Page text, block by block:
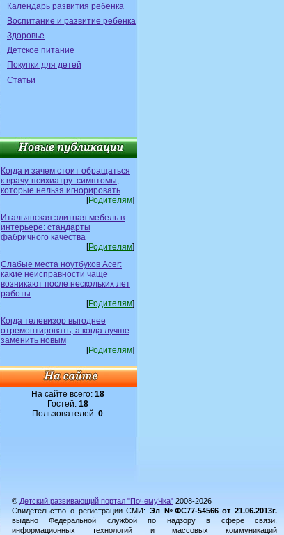
Календарь развития ребенка
Воспитание и развитие ребенка
Здоровье
Детское питание
Покупки для детей
Статьи
Когда и зачем стоит обращаться
к врачу-психиатру: симптомы,
которые нельзя игнорировать
[Родителям]
Итальянская элитная мебель в
интерьере: стандарты
фабричного качества
[Родителям]
Слабые места ноутбуков Acer:
какие неисправности чаще
возникают после нескольких лет
работы
[Родителям]
Когда телевизор выгоднее
отремонтировать, а когда лучше
заменить новым
[Родителям]
На сайте всего: 18
Гостей: 18
Пользователей: 0
© Детский развивающий портал "ПочемуЧка" 2008-2026
Свидетельство о регистрации СМИ: Эл №ФС77-54566 от 21.06.2013г.
выдано Федеральной службой по надзору в сфере связи,
информационных технологий и массовых коммуникаций